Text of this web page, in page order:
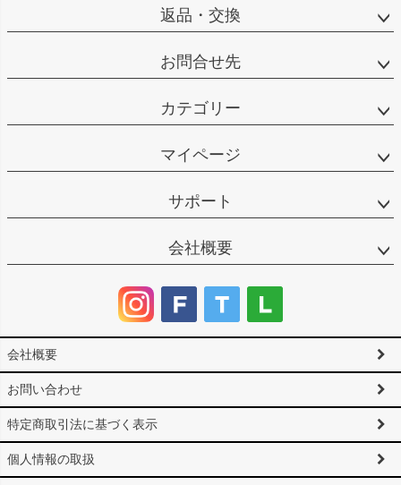
返品・交換
お問合せ先
カテゴリー
マイページ
サポート
会社概要
会社概要
お問い合わせ
特定商取引法に基づく表示
個人情報の取扱